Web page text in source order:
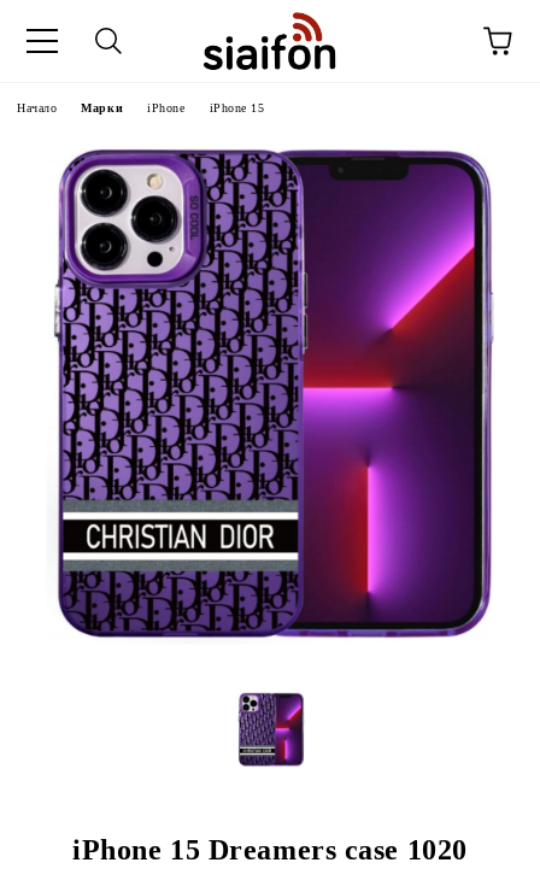
Начало Марки iPhone iPhone 15
iPhone 15 Dreamers case 1020